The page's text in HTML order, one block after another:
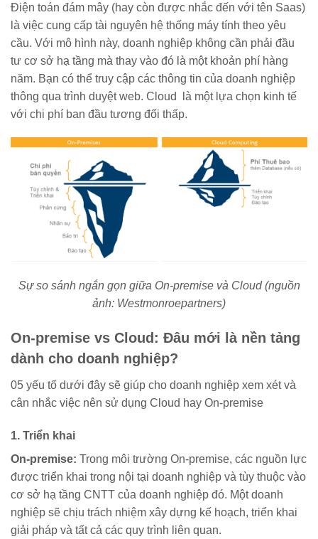
Điện toán đám mây (hay còn được nhắc đến với tên Saas)
là việc cung cấp tài nguyên hệ thống máy tính theo yêu
cầu. Với mô hình này, doanh nghiệp không cần phải đầu
tư cơ sở hạ tầng mà thay vào đó là một khoản phí hàng
năm. Bạn có thể truy cập các thông tin của doanh nghiệp
thông qua trình duyệt web. Cloud là một lựa chọn kinh tế
với chi phí ban đầu tương đối thấp.
Sự so sánh ngắn gọn giữa On-premise và Cloud (nguồn
ảnh: Westmonroepartners)
On-premise vs Cloud: Đâu mới là nền tảng
dành cho doanh nghiệp?
05 yếu tố dưới đây sẽ giúp cho doanh nghiệp xem xét và
cân nhắc việc nên sử dụng Cloud hay On-premise
1. Triển khai
On-premise: Trong môi trường On-premise, các nguồn lực
được triển khai trong nội tại doanh nghiệp và tùy thuộc vào
cơ sở hạ tầng CNTT của doanh nghiệp đó. Một doanh
nghiệp sẽ chịu trách nhiệm xây dựng kế hoạch, triển khai
giải pháp và tất cả các quy trình liên quan.